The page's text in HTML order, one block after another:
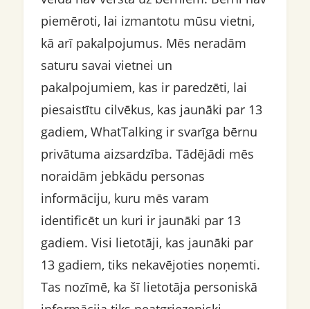
piemēroti, lai izmantotu mūsu vietni,
kā arī pakalpojumus. Mēs neradām
saturu savai vietnei un
pakalpojumiem, kas ir paredzēti, lai
piesaistītu cilvēkus, kas jaunāki par 13
gadiem, WhatTalking ir svarīga bērnu
privātuma aizsardzība. Tādējādi mēs
noraidām jebkādu personas
informāciju, kuru mēs varam
identificēt un kuri ir jaunāki par 13
gadiem. Visi lietotāji, kas jaunāki par
13 gadiem, tiks nekavējoties noņemti.
Tas nozīmē, ka šī lietotāja personiskā